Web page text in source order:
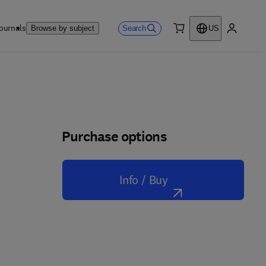
Browse by subject Search
US
Purchase options
Info / Buy